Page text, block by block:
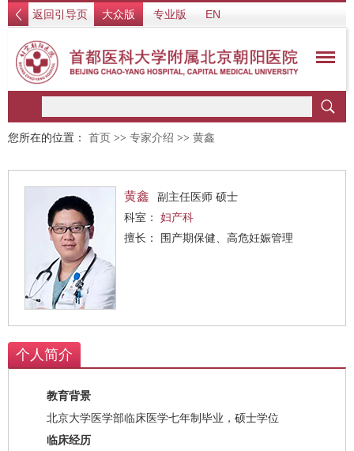
返回引导页 大众版 专业版 EN
您所在的位置： 首页 >> 专家介绍 >> 黄鑫
黄鑫
副主任医师 硕士
科室： 妇产科
擅长： 围产期保健、高危妊娠管理
个人简介
教育背景
北京大学医学部临床医学七年制毕业，硕士学位
临床经历